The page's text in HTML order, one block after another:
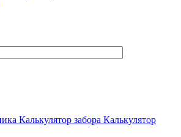
Калькулятор забора Калькулятор